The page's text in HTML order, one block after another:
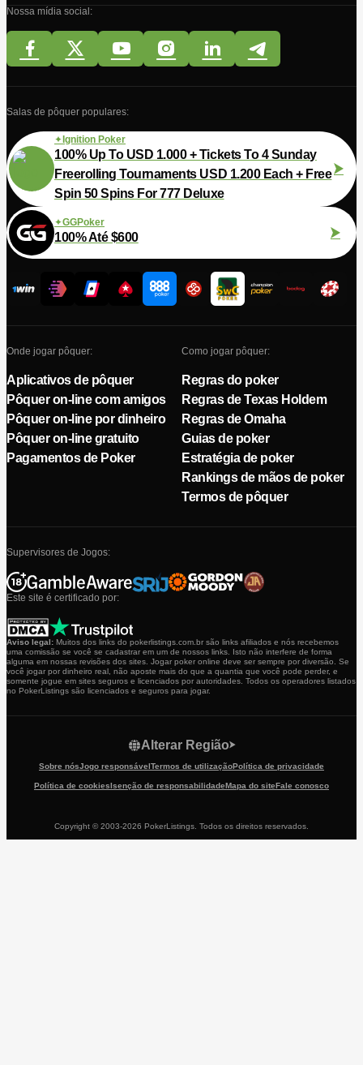
Nossa mídia social:
Salas de pôquer populares:
Ignition Poker
100% Up To USD 1.000 + Tickets To 4 Sunday
Freerolling Tournaments USD 1.200 Each + Free
Spin 50 Spins For 777 Deluxe
GGPoker
100% Até $600
Onde jogar pôquer:
Aplicativos de pôquer
Pôquer on-line com amigos
Pôquer on-line por dinheiro
Pôquer on-line gratuito
Pagamentos de Poker
Como jogar pôquer:
Regras do poker
Regras de Texas Holdem
Regras de Omaha
Guias de poker
Estratégia de poker
Rankings de mãos de poker
Termos de pôquer
Supervisores de Jogos:
Este site é certificado por:
Aviso legal: Muitos dos links do pokerlistings.com.br são links afiliados e nós recebemos
uma comissão se você se cadastrar em um de nossos links. Isto não interfere de forma
alguma em nossas revisões dos sites. Jogar poker online deve ser sempre por diversão. Se
você jogar por dinheiro real, não aposte mais do que a quantia que você pode perder, e
somente jogue em sites seguros e licenciados por autoridades. Todos os operadores listados
no PokerListings são licenciados e seguros para jogar.
Sobre nósJogo responsávelTermos de utilizaçãoPolítica de privacidade
Política de cookiesIsenção de responsabilidadeMapa do siteFale conosco
Alterar Região
Copyright © 2003-2026 PokerListings. Todos os direitos reservados.